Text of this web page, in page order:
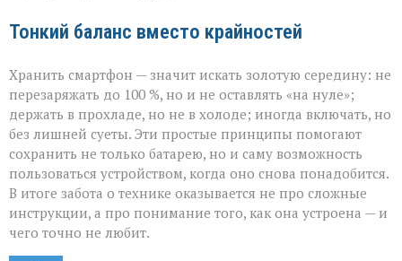
Тонкий баланс вместо крайностей
Хранить смартфон — значит искать золотую середину: не
перезаряжать до 100 %, но и не оставлять «на нуле»;
держать в прохладе, но не в холоде; иногда включать, но
без лишней суеты. Эти простые принципы помогают
сохранить не только батарею, но и саму возможность
пользоваться устройством, когда оно снова понадобится.
В итоге забота о технике оказывается не про сложные
инструкции, а про понимание того, как она устроена — и
чего точно не любит.